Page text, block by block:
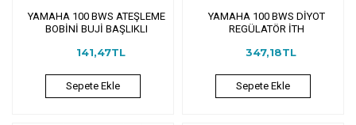
YAMAHA 100 BWS ATEŞLEME
BOBİNİ BUJİ BAŞLIKLI
141,47TL
Sepete Ekle
YAMAHA 100 BWS DİYOT
REGÜLATÖR İTH
347,18TL
Sepete Ekle